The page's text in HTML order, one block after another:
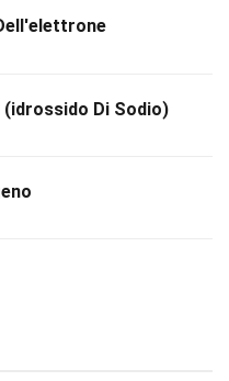
(idrossido Di Sodio)